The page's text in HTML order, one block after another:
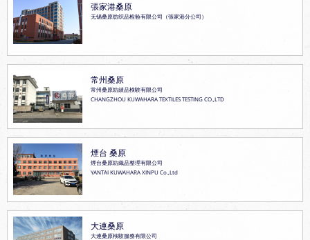
張家港桑原
无锡桑原纺织品检验有限公司（張家港分公司）
常州桑原
常州桑原紡績品検験有限公司
CHANGZHOU KUWAHARA TEXTILES TESTING CO.,LTD
煙台 桑原
煙台桑原紡織品整理有限公司
YANTAI KUWAHARA XINPU Co.,Ltd
大連桑原
大連桑原検験服務有限公司